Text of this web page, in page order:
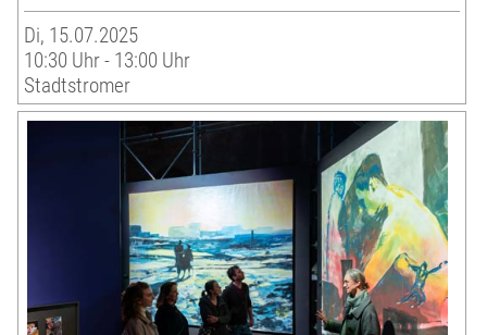
Di, 15.07.2025
10:30 Uhr - 13:00 Uhr
Stadtstromer